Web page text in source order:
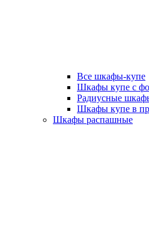
Все шкафы-купе
Шкафы купе с
Радиусные
Шкафы купе в
Шкафы распашные